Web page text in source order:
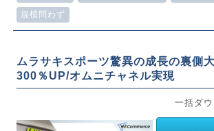
規模問わず
ムラサキスポーツ驚異の成長の裏側
300％UP/オムニチャネル実現
一括ダ